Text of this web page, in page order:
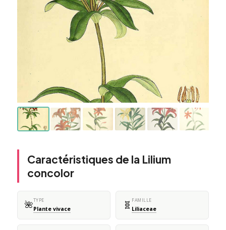
Caractéristiques de la Lilium
concolor
🌺TYPE
Plante vivace 🧬 FAMILLE
Liliaceae